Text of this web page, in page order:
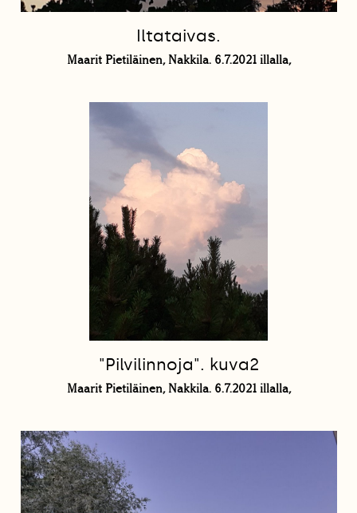
Iltataivas.
Maarit Pietiläinen, Nakkila. 6.7.2021 illalla,
"Pilvilinnoja". kuva2
Maarit Pietiläinen, Nakkila. 6.7.2021 illalla,